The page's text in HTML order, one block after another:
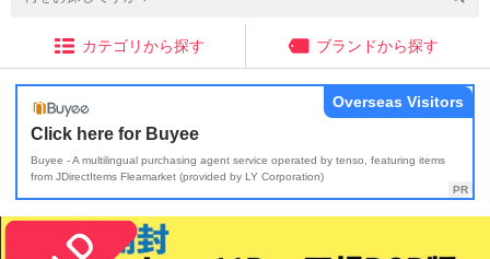
カテゴリから探す ブランドから探す
Click here for Buyee
Buyee - A multilingual purchasing agent service operated by tenso, featuring items
from JDirectItems Fleamarket (provided by LY Corporation)
Overseas Visitors